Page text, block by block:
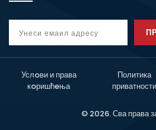
Услoви и права
кoришћeња
Политика
приватности
© 2026. Сва права